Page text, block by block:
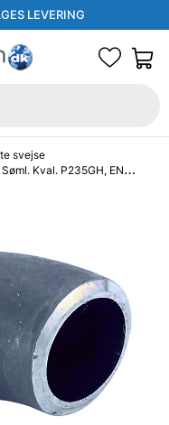
LEVERING
svejse
Kval. P235GH, EN